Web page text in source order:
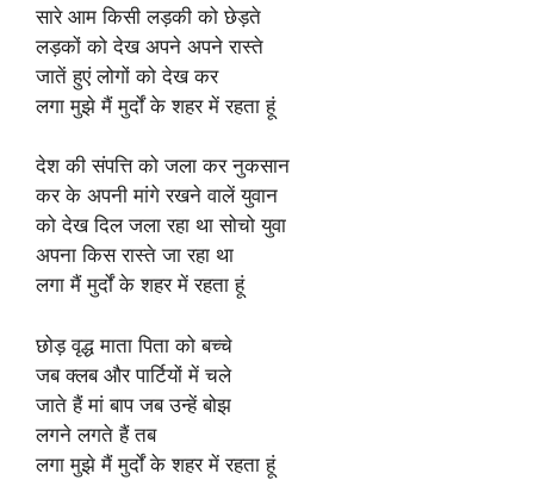
सारे आम किसी लड़की को छेड़ते
लड़कों को देख अपने अपने रास्ते
जातें हुएं लोगों को देख कर
लगा मुझे मैं मुर्दों के शहर में रहता हूं
देश की संपत्ति को जला कर नुकसान
कर के अपनी मांगे रखने वालें युवान
को देख दिल जला रहा था सोचो युवा
अपना किस रास्ते जा रहा था
लगा मैं मुर्दों के शहर में रहता हूं
छोड़ वृद्ध माता पिता को बच्चे
जब क्लब और पार्टियों में चले
जाते हैं मां बाप जब उन्हें बोझ
लगने लगते हैं तब
लगा मुझे मैं मुर्दों के शहर में रहता हूं